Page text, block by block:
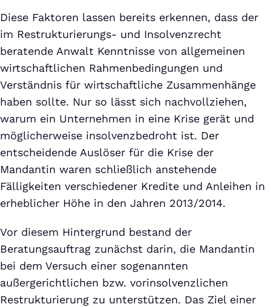
Diese Faktoren lassen bereits erkennen, dass der
im Restrukturierungs- und Insolvenzrecht
beratende Anwalt Kenntnisse von allgemeinen
wirtschaftlichen Rahmenbedingungen und
Verständnis für wirtschaftliche Zusammenhänge
haben sollte. Nur so lässt sich nachvollziehen,
warum ein Unternehmen in eine Krise gerät und
möglicherweise insolvenzbedroht ist. Der
entscheidende Auslöser für die Krise der
Mandantin waren schließlich anstehende
Fälligkeiten verschiedener Kredite und Anleihen in
erheblicher Höhe in den Jahren 2013/2014.
Vor diesem Hintergrund bestand der
Beratungsauftrag zunächst darin, die Mandantin
bei dem Versuch einer sogenannten
außergerichtlichen bzw. vorinsolvenzlichen
Restrukturierung zu unterstützen. Das Ziel einer